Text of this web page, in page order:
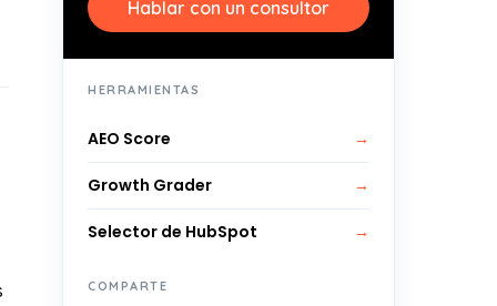
Hablar con un consultor
HERRAMIENTAS
AEO Score →
Growth Grader →
Selector de HubSpot →
COMPARTE